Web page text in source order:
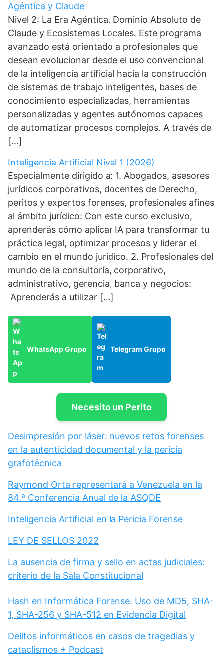
Agéntica y Claude
Nivel 2: La Era Agéntica. Dominio Absoluto de
Claude y Ecosistemas Locales. Este programa
avanzado está orientado a profesionales que
desean evolucionar desde el uso convencional
de la inteligencia artificial hacia la construcción
de sistemas de trabajo inteligentes, bases de
conocimiento especializadas, herramientas
personalizadas y agentes autónomos capaces
de automatizar procesos complejos. A través de
[…]
Inteligencia Artificial Nivel 1 (2026)
Especialmente dirigido a: 1. Abogados, asesores
jurídicos corporativos, docentes de Derecho,
peritos y expertos forenses, profesionales afines
al ámbito jurídico: Con este curso exclusivo,
aprenderás cómo aplicar IA para transformar tu
práctica legal, optimizar procesos y liderar el
cambio en el mundo jurídico. 2. Profesionales del
mundo de la consultoría, corporativo,
administrativo, gerencia, banca y negocios:
Aprenderás a utilizar […]
WhatsApp Grupo Telegram Grupo
Necesito un Perito
Desimpresión por láser: nuevos retos forenses
en la autenticidad documental y la pericia
grafotécnica
Raymond Orta representará a Venezuela en la
84.ª Conferencia Anual de la ASQDE
Inteligencia Artificial en la Pericia Forense
LEY DE SELLOS 2022
La ausencia de firma y sello en actas judiciales:
criterio de la Sala Constitucional
Hash en Informática Forense: Uso de MD5, SHA-
1, SHA-256 y SHA-512 en Evidencia Digital
Delitos informáticos en casos de tragedias y
cataclismos + Podcast